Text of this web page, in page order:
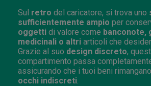
Sul retro del caricatore, si trova uno
sufficientemente ampio per
oggetti di valore come banconote,
medicinali o altri articoli che
Grazie al suo design discreto,
compartimento passa
assicurando che i tuoi beni
occhi indiscreti